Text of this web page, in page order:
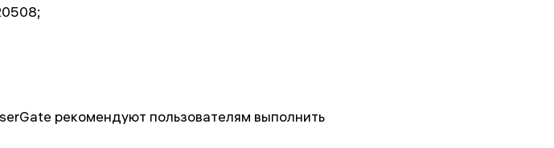
рекомендуют пользователям выполнить